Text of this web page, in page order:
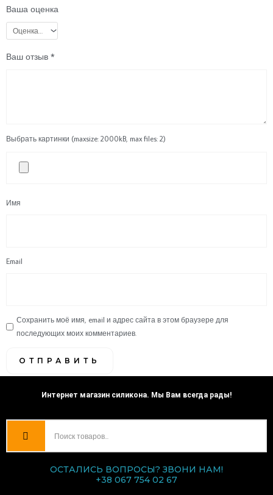
Ваша оценка
Ваш отзыв *
Выбрать картинки (maxsize: 2000kB, max files: 2)
Имя
Email
Сохранить моё имя, email и адрес сайта в этом браузере для
последующих моих комментариев.
Интернет магазин силикона. Мы Вам всегда рады!
ОСТАЛИСЬ ВОПРОСЫ? ЗВОНИ НАМ!
+38 067 754 02 67